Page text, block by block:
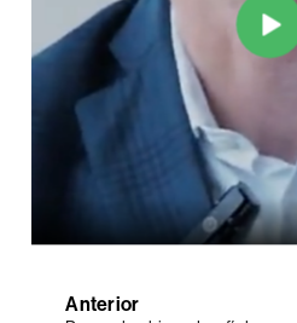
Anterior